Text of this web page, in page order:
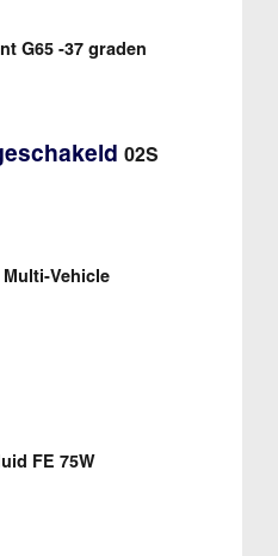
G65 -37 graden
02S
Vehicle
FE 75W